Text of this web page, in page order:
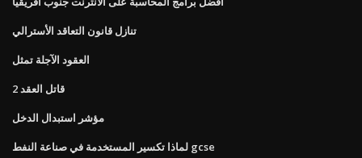
تنازل قانون التعاقد الأسترالي
العقود الآجلة تمثل
قاتل العقد 2
مؤشر استبدال الدخل
لماذا تكسير المستخدمة في صناعة النفط gcse